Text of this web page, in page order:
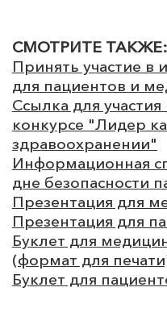
СМОТРИТЕ ТАКЖЕ:
Принять участие в
для пациентов и
Ссылка для
конкурсе "Лидер
здравоохранении"
Информационная
дне безопасности
Презентация для
Презентация для
Буклет для
(формат для
Буклет для